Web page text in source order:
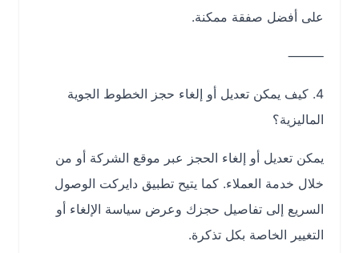
على أفضل صفقة ممكنة.
⸻
4. كيف يمكن تعديل أو إلغاء حجز الخطوط الجوية
الماليزية؟
يمكن تعديل أو إلغاء الحجز عبر موقع الشركة أو من
خلال خدمة العملاء. كما يتيح تطبيق دايركت الوصول
السريع إلى تفاصيل حجزك وعرض سياسة الإلغاء أو
التغيير الخاصة بكل تذكرة.